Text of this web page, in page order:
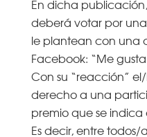
En dicha
deberá votar por
le plantean con una
Facebook: “Me
Con su “reacción”
derecho a una
premio que se
Es decir, entre todos/